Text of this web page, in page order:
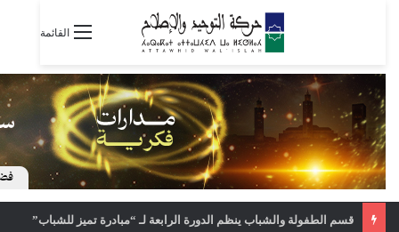
القائمة
قسم الطفولة والشباب ينظم الدورة الرابعة لـ “مبادرة تميز للشباب”